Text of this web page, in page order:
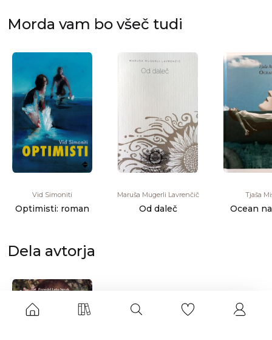
Morda vam bo všeč tudi
Vid Simoniti
Optimisti: roman
Maruša Mugerli Lavrenčič
Od daleč
Tjaša
Ocean
Dela avtorja